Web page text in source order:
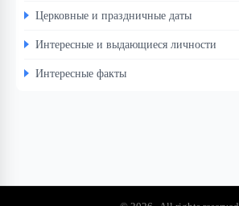
Церковные и праздничные даты
Интересные и выдающиеся личности
Интересные факты